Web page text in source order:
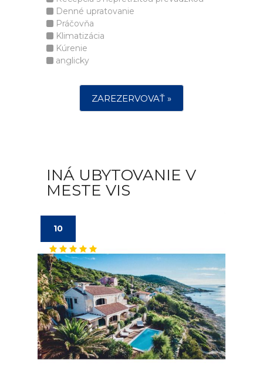
Denné upratovanie
Práčovňa
Klimatizácia
Kúrenie
anglicky
ZAREZERVOVAŤ »
INÁ UBYTOVANIE V
MESTE VIS
10